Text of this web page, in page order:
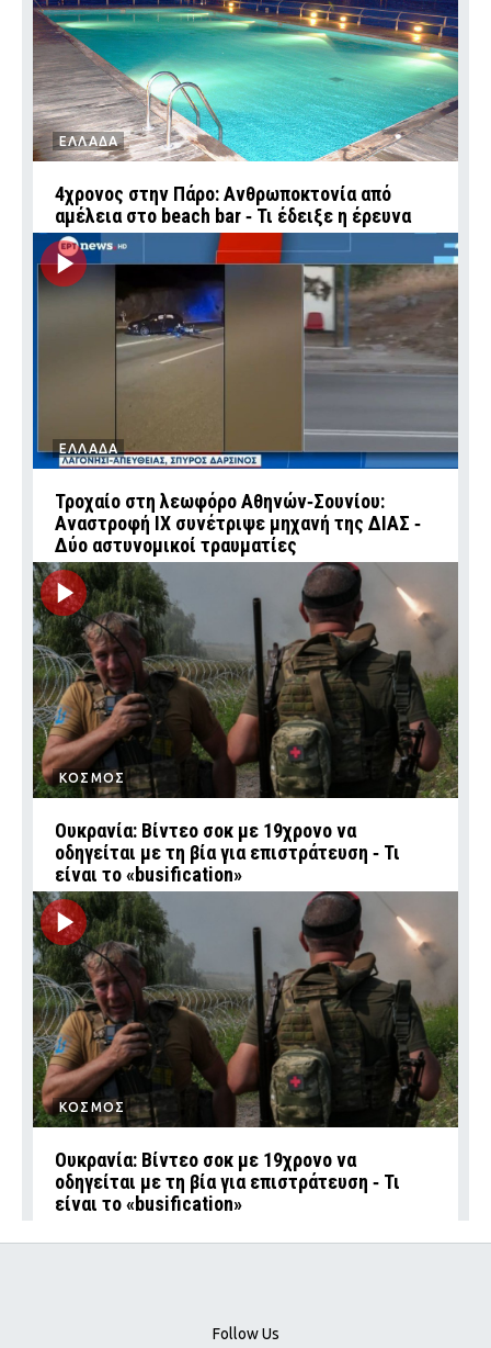
ΕΛΛΑΔΑ
4χρονος στην Πάρο: Ανθρωποκτονία από
αμέλεια στο beach bar ‑ Τι έδειξε η έρευνα
ΕΛΛΑΔΑ
Τροχαίο στη λεωφόρο Αθηνών‑Σουνίου:
Αναστροφή ΙΧ συνέτριψε μηχανή της ΔΙΑΣ ‑
Δύο αστυνομικοί τραυματίες
ΚΟΣΜΟΣ
Ουκρανία: Βίντεο σοκ με 19χρονο να
οδηγείται με τη βία για επιστράτευση ‑ Τι
είναι το «busification»
ΚΟΣΜΟΣ
Ουκρανία: Βίντεο σοκ με 19χρονο να
οδηγείται με τη βία για επιστράτευση ‑ Τι
είναι το «busification»
Follow Us